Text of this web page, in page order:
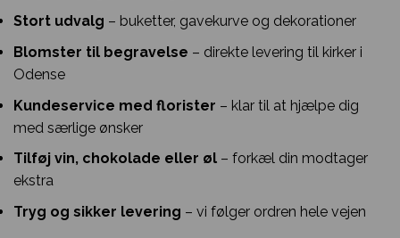
Stort udvalg – buketter, gavekurve og dekorationer
Blomster til begravelse – direkte levering til kirker i
Odense
Kundeservice med florister – klar til at hjælpe dig
med særlige ønsker
Tilføj vin, chokolade eller øl – forkæl din modtager
ekstra
Tryg og sikker levering – vi følger ordren hele vejen